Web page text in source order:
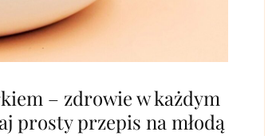
– zdrowie w każdym
prosty przepis na młodą